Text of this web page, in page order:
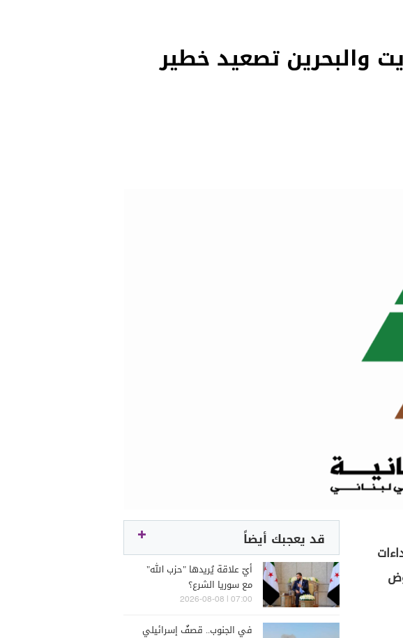
والبحرين تصعيد خطير
قد يعجبك أيضاً
أيّ علاقة يُريدها "حزب الله"
مع سوريا الشرع؟
07:00 | 2026-08-08
في الجنوب.. قصفٌ إسرائيلي